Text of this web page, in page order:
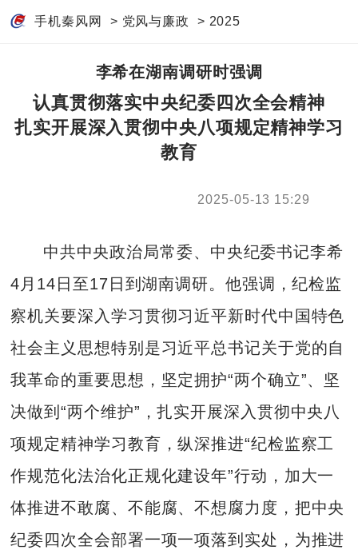
手机秦风网 > 党风与廉政 > 2025
李希在湖南调研时强调
认真贯彻落实中央纪委四次全会精神
扎实开展深入贯彻中央八项规定精神学习
教育
2025-05-13 15:29
中共中央政治局常委、中央纪委书记李希
4月14日至17日到湖南调研。他强调，纪检监
察机关要深入学习贯彻习近平新时代中国特色
社会主义思想特别是习近平总书记关于党的自
我革命的重要思想，坚定拥护“两个确立”、坚
决做到“两个维护”，扎实开展深入贯彻中央八
项规定精神学习教育，纵深推进“纪检监察工
作规范化法治化正规化建设年”行动，加大一
体推进不敢腐、不能腐、不想腐力度，把中央
纪委四次全会部署一项一项落到实处，为推进